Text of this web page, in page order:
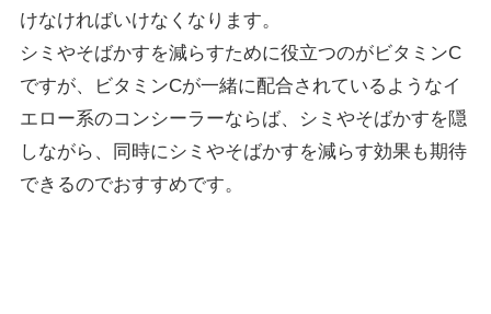
けなければいけなくなります。
シミやそばかすを減らすために役立つのがビタミンC
ですが、ビタミンCが一緒に配合されているようなイ
エロー系のコンシーラーならば、シミやそばかすを隠
しながら、同時にシミやそばかすを減らす効果も期待
できるのでおすすめです。